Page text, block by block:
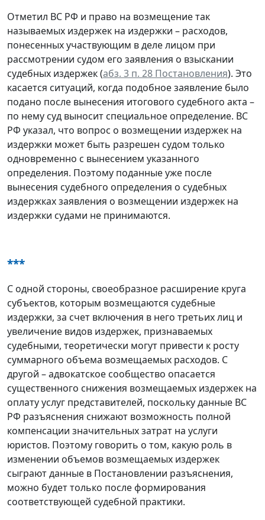
Отметил ВС РФ и право на возмещение так
называемых издержек на издержки – расходов,
понесенных участвующим в деле лицом при
рассмотрении судом его заявления о взыскании
судебных издержек (абз. 3 п. 28 Постановления). Это
касается ситуаций, когда подобное заявление было
подано после вынесения итогового судебного акта –
по нему суд выносит специальное определение. ВС
РФ указал, что вопрос о возмещении издержек на
издержки может быть разрешен судом только
одновременно с вынесением указанного
определения. Поэтому поданные уже после
вынесения судебного определения о судебных
издержках заявления о возмещении издержек на
издержки судами не принимаются.
***
С одной стороны, своеобразное расширение круга
субъектов, которым возмещаются судебные
издержки, за счет включения в него третьих лиц и
увеличение видов издержек, признаваемых
судебными, теоретически могут привести к росту
суммарного объема возмещаемых расходов. С
другой – адвокатское сообщество опасается
существенного снижения возмещаемых издержек на
оплату услуг представителей, поскольку данные ВС
РФ разъяснения снижают возможность полной
компенсации значительных затрат на услуги
юристов. Поэтому говорить о том, какую роль в
изменении объемов возмещаемых издержек
сыграют данные в Постановлении разъяснения,
можно будет только после формирования
соответствующей судебной практики.